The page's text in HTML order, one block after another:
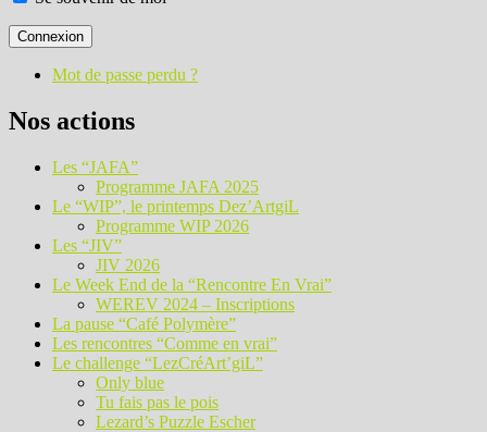
Mot de passe perdu ?
Nos actions
Les “JAFA”
Programme JAFA 2025
Le “WIP”, le printemps Dez’ArtgiL
Programme WIP 2026
Les “JIV”
JIV 2026
Le Week End de la “Rencontre En Vrai”
WEREV 2024 – Inscriptions
La pause “Café Polymère”
Les rencontres “Comme en vrai”
Le challenge “LezCréArt’giL”
Only blue
Tu fais pas le pois
Lezard’s Puzzle Escher